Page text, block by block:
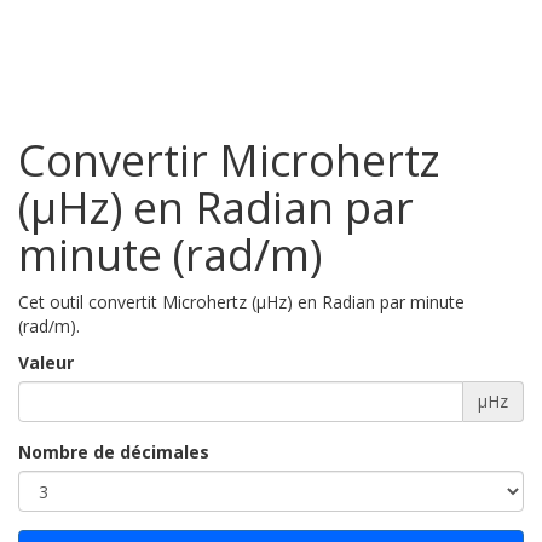
Convertir Microhertz
(µHz) en Radian par
minute (rad/m)
Cet outil convertit Microhertz (µHz) en Radian par minute
(rad/m).
Valeur
µHz
Nombre de décimales